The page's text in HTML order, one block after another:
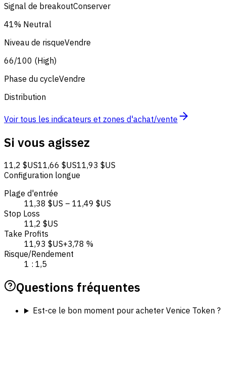
Signal de breakoutConserver
41% Neutral
Niveau de risqueVendre
66/100 (High)
Phase du cycleVendre
Distribution
Voir tous les indicateurs et zones d'achat/vente
Si vous agissez
11,2 $US11,66 $US11,93 $US
Configuration longue
Plage d'entrée
11,38 $US – 11,49 $US
Stop Loss
11,2 $US
Take Profits
11,93 $US+3,78 %
Risque/Rendement
1 : 1,5
Questions fréquentes
Est-ce le bon moment pour acheter Venice Token ?